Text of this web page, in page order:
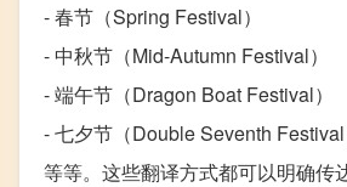
- 春节（Spring Festival）
- 中秋节（Mid-Autumn Festival）
- 端午节（Dragon Boat Festival）
- 七夕节（Double Seventh Festival
等等。这些翻译方式都可以明确传